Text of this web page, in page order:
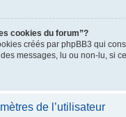
cookies du forum”?
créés par phpBB3 qui
des messages, lu ou non-lu, si
de l’utilisateur